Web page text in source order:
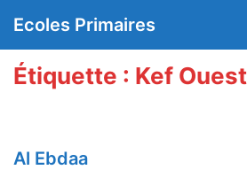
auEcoles Primaires
Étiquette : Kef Ouest
Al Ebdaa